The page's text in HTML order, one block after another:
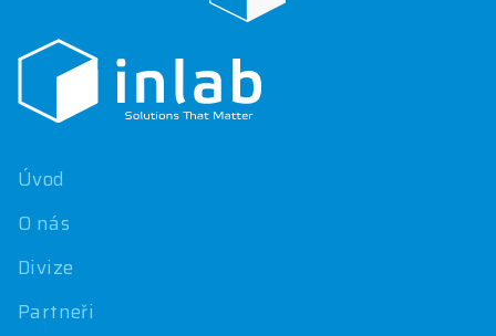
Úvod
O nás
Divize
Partneři